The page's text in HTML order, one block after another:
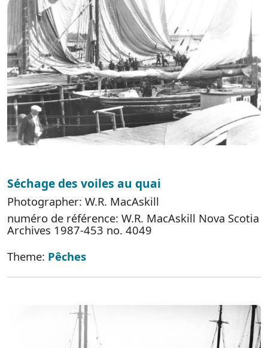
Séchage des voiles au quai
Photographer: W.R. MacAskill
numéro de référence: W.R. MacAskill Nova Scotia
Archives 1987-453 no. 4049
Theme: Pêches